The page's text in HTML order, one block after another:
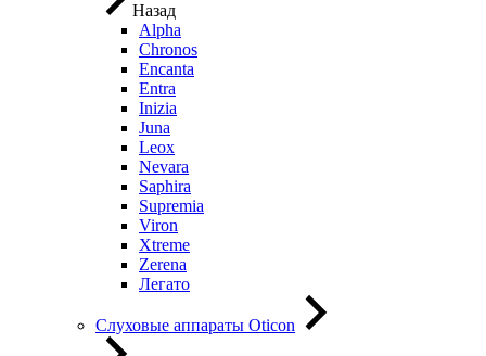
Назад
Alpha
Chronos
Encanta
Entra
Inizia
Juna
Leox
Nevara
Saphira
Supremia
Viron
Xtreme
Zerena
Легато
Слуховые аппараты Oticon